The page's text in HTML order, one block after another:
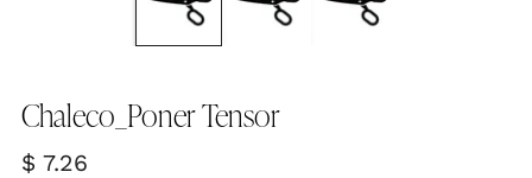
Chaleco_Poner Tensor
Precio
$ 7.26